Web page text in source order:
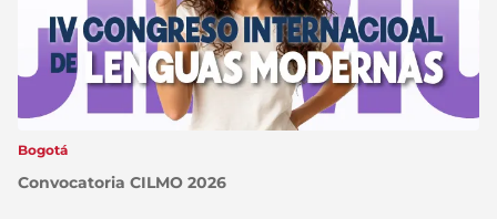
Bogotá
Convocatoria CILMO 2026